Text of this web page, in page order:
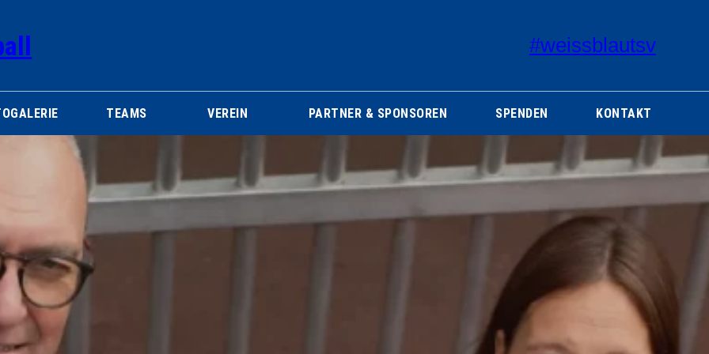
#weissblautsv
TEAMS VEREIN PARTNER & SPONSOREN SPENDEN KONTAKT